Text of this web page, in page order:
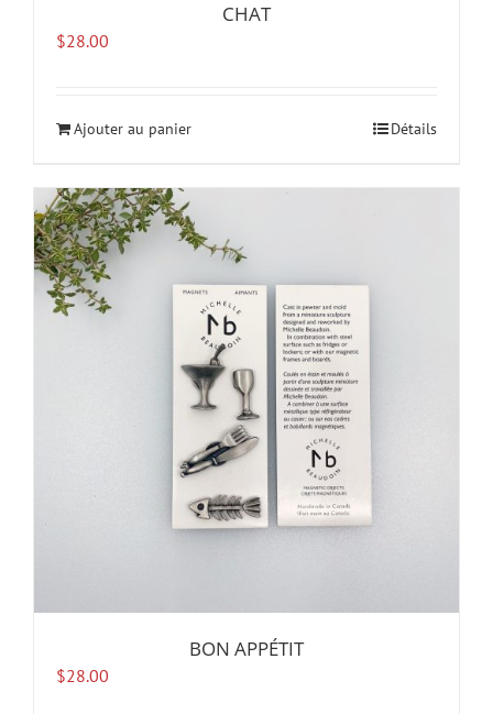
CHAT
$28.00
Ajouter au panier Détails
BON APPÉTIT
$28.00